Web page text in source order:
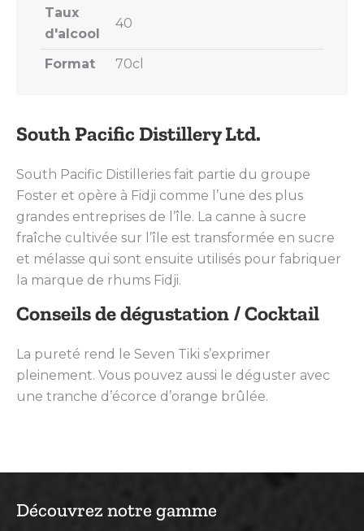
South Pacific Distillery Ltd.
South Pacific Distilleries fait partie du groupe
Foster et opère à Fidji comme l’une des plus
grandes entreprises de l’île. La canne à sucre
fraîche cultivée sur l’île est transformée en sucre
et mélasse qui sont ensuite utilisés pour fabriquer
la marque de rhums Fidji.
Conseils de dégustation / Cocktail
La pureté rend le Seven Tiki s’exprimer
pleinement. Vous pouvez aussi le déguster avec
une tranche d’écorce d’orange brûlée.
Taux
d'alcool
40
Format 70cl
Découvrez notre gamme